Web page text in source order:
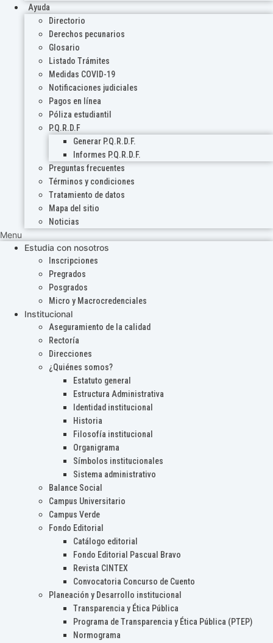
Ayuda
Directorio
Derechos pecunarios
Glosario
Listado Trámites
Medidas COVID-19
Notificaciones judiciales
Pagos en línea
Póliza estudiantil
P.Q.R.D.F
Generar P.Q.R.D.F.
Informes P.Q.R.D.F.
Preguntas frecuentes
Términos y condiciones
Tratamiento de datos
Mapa del sitio
Noticias
Menu
Estudia con nosotros
Inscripciones
Pregrados
Posgrados
Micro y Macrocredenciales
Institucional
Aseguramiento de la calidad
Rectoría
Direcciones
¿Quiénes somos?
Estatuto general
Estructura Administrativa
Identidad institucional
Historia
Filosofía institucional
Organigrama
Símbolos institucionales
Sistema administrativo
Balance Social
Campus Universitario
Campus Verde
Fondo Editorial
Catálogo editorial
Fondo Editorial Pascual Bravo
Revista CINTEX
Convocatoria Concurso de Cuento
Planeación y Desarrollo institucional
Transparencia y Ética Pública
Programa de Transparencia y Ética Pública (PTEP)
Normograma